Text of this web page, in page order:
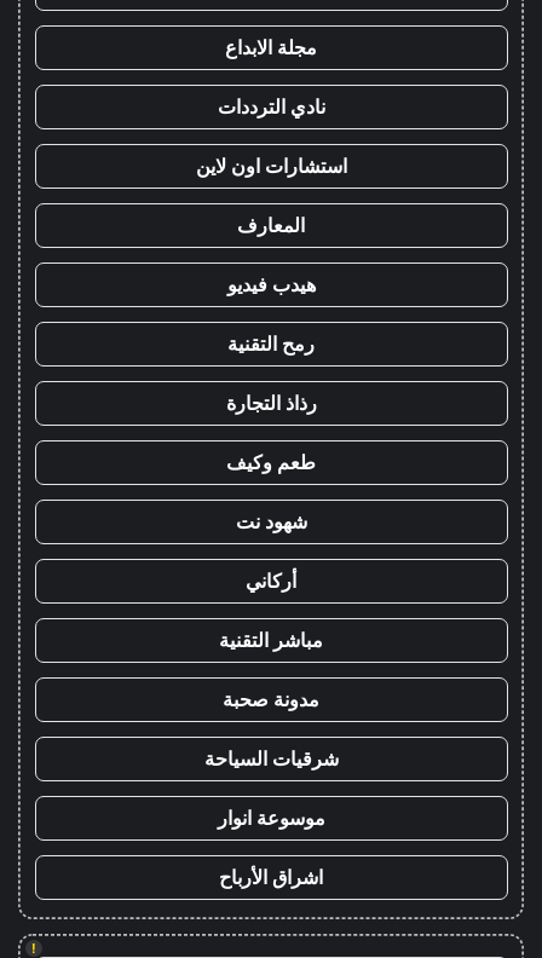
مجلة الابداع
نادي الترددات
استشارات اون لاين
المعارف
هيدب فيديو
رمح التقنية
رذاذ التجارة
طعم وكيف
شهود نت
أركاني
مباشر التقنية
مدونة صحبة
شرقيات السياحة
موسوعة انوار
اشراق الأرباح
!